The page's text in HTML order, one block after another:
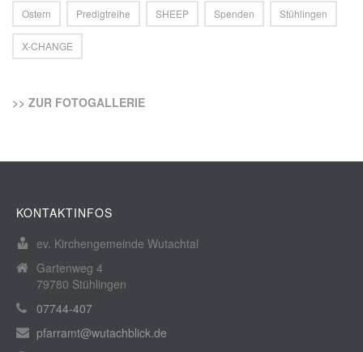
Ostern Predigtreihe SHEEP Spenden Stühlingen
X-CHANGE
>> ZUR FOTOGALLERIE
KONTAKTINFOS
ev. Kirchengemeinde Wutachtal
Gartenweg 4
79780 Stühlingen
07744-407
pfarramt@wutachblick.de